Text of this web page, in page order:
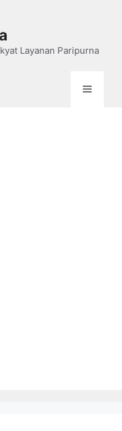
Layanan Paripurna
Menu